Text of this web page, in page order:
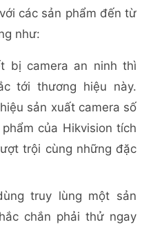
các sản phẩm đến từ
như:
bị camera an ninh thì
tới thương hiệu này.
sản xuất camera số
của Hikvision tích
trội cùng những đặc
truy lùng một sản
chắn phải thử ngay